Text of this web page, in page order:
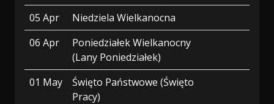
05 Apr
Niedziela Wielkanocna
06 Apr
Poniedziałek Wielkanocny
(Lany Poniedziałek)
01 May
Święto Państwowe (Święto
Pracy)